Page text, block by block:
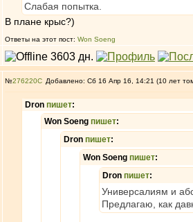
Слабая попытка.
В плане крыс?)
Ответы на этот пост: Won Soeng
№276220 Добавлено: Сб 16 Апр 16, 14:21 (10 лет
Dron пишет:
Won Soeng пишет:
Dron пишет:
Won Soeng пишет:
Dron пишет:
Универсалиям и
Предлагаю, как